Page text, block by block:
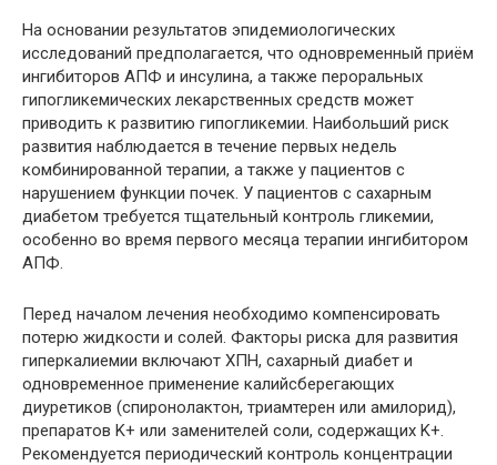
На основании результатов эпидемиологических
исследований предполагается, что одновременный приём
ингибиторов АПФ и инсулина, а также пероральных
гипогликемических лекарственных средств может
приводить к развитию гипогликемии. Наибольший риск
развития наблюдается в течение первых недель
комбинированной терапии, а также у пациентов с
нарушением функции почек. У пациентов с сахарным
диабетом требуется тщательный контроль гликемии,
особенно во время первого месяца терапии ингибитором
АПФ.
Перед началом лечения необходимо компенсировать
потерю жидкости и солей. Факторы риска для развития
гиперкалиемии включают ХПН, сахарный диабет и
одновременное применение калийсберегающих
диуретиков (спиронолактон, триамтерен или амилорид),
препаратов K+ или заменителей соли, содержащих K+.
Рекомендуется периодический контроль концентрации